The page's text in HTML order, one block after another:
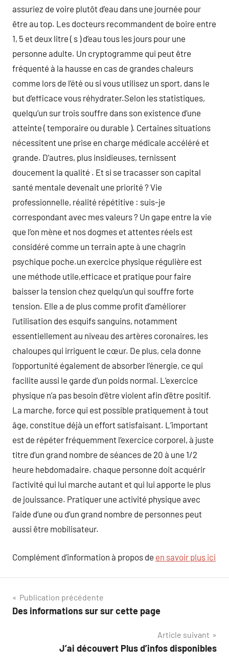
assuriez de voire plutôt d’eau dans une journée pour
être au top. Les docteurs recommandent de boire entre
1, 5 et deux litre ( s ) d’eau tous les jours pour une
personne adulte. Un cryptogramme qui peut être
fréquenté à la hausse en cas de grandes chaleurs
comme lors de l’été ou si vous utilisez un sport, dans le
but d’efficace vous réhydrater.Selon les statistiques,
quelqu’un sur trois souffre dans son existence d’une
atteinte ( temporaire ou durable ). Certaines situations
nécessitent une prise en charge médicale accéléré et
grande. D’autres, plus insidieuses, ternissent
doucement la qualité . Et si se tracasser son capital
santé mentale devenait une priorité ? Vie
professionnelle, réalité répétitive : suis-je
correspondant avec mes valeurs ? Un gape entre la vie
que l’on mène et nos dogmes et attentes réels est
considéré comme un terrain apte à une chagrin
psychique poche.un exercice physique régulière est
une méthode utile,efficace et pratique pour faire
baisser la tension chez quelqu’un qui souffre forte
tension. Elle a de plus comme profit d’améliorer
l’utilisation des esquifs sanguins, notamment
essentiellement au niveau des artères coronaires, les
chaloupes qui irriguent le cœur. De plus, cela donne
l’opportunité également de absorber l’énergie, ce qui
facilite aussi le garde d’un poids normal. L’exercice
physique n’a pas besoin d’être violent afin d’être positif.
La marche, force qui est possible pratiquement à tout
âge, constitue déjà un effort satisfaisant. L’important
est de répéter fréquemment l’exercice corporel, à juste
titre d’un grand nombre de séances de 20 à une 1/2
heure hebdomadaire. chaque personne doit acquérir
l’activité qui lui marche autant et qui lui apporte le plus
de jouissance. Pratiquer une activité physique avec
l’aide d’une ou d’un grand nombre de personnes peut
aussi être mobilisateur.
Complément d’information à propos de en savoir plus ici
Navigation
de
Publication précédente
Des informations sur sur cette page
Article suivant
J’ai découvert Plus d’infos disponibles